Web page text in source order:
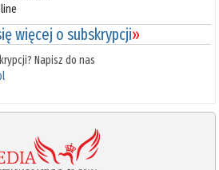
więcej o subskrypcji»
Napisz do nas